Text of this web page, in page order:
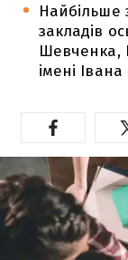
Найбільше
закладів
Шевченка,
імені